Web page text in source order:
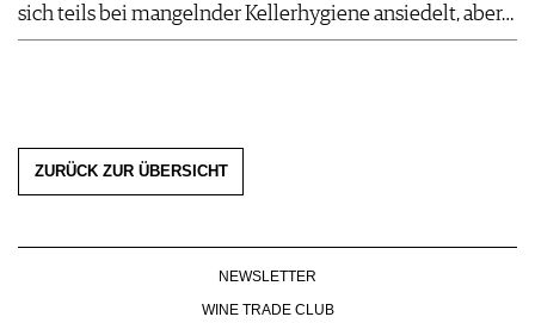
sich teils bei mangelnder Kellerhygiene ansiedelt, aber…
ZURÜCK ZUR ÜBERSICHT
NEWSLETTER
WINE TRADE CLUB